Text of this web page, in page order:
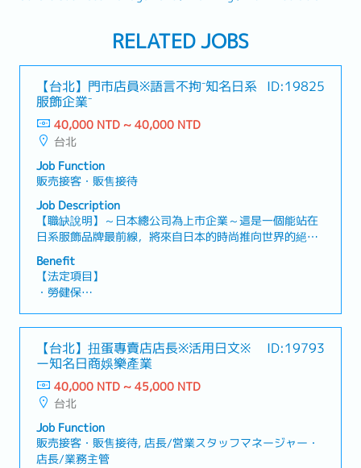
RELATED JOBS
【台北】門市店員※語言不拘⁻知名日系
服飾企業⁻
ID:19825
40,000 NTD ~ 40,000 NTD
台北
Job Function
販売接客・販售接待
Job Description
【職缺說明】～日本總公司為上市企業～這是一個能站在
日系服飾品牌最前線，將來自日本的時尚推向世界的絕佳
機會！【工作內容】・於實體門市提供接待與銷售服務・
顧客管理：運用社群媒體（SNS），依據每位顧客的需求
與喜好提供個人化銷售服務（例如：當新品到貨時，會依
照顧客喜好主動推薦商品，提升來店率及購買意願）・品
牌推廣：運用社群媒體（SNS）進行集客，提升品牌知名
Benefit
【法定項目】
・勞健保
・各種休假（特別休假、婚假、喪假、生理假、產檢假、
陪產假、產假、育嬰假）
・退休金
【公司福利】
・全勤獎金：1,000元（已包含於月薪中）
・獎金／激勵制度
・美容津貼（美容補助）
【台北】扭蛋專賣店店長※活用日文※
ー知名日商娛樂產業
ID:19793
40,000 NTD ~ 45,000 NTD
台北
Job Function
販売接客・販售接待, 店長/営業スタッフマネージャー・
店長/業務主管